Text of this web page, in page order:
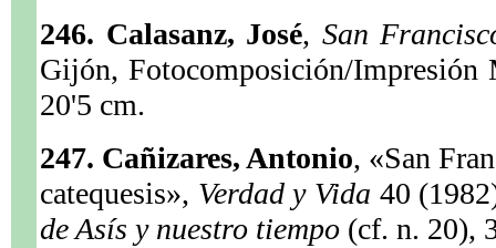
246. Calasanz, José, San
Gijón, Fotocomposición/Impresión
20'5 cm.
247. Cañizares, Antonio, «San
catequesis», Verdad y Vida 40
de Asís y nuestro tiempo (cf. n. 20),